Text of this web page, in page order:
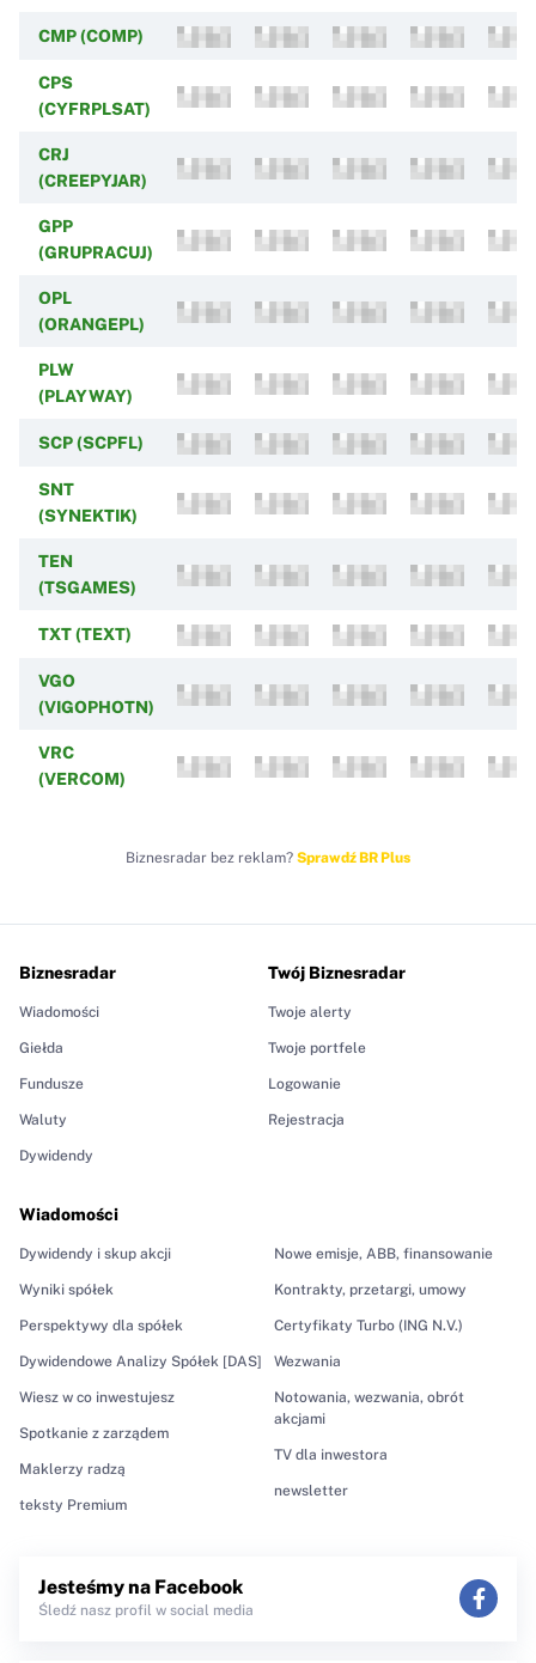
CMP (COMP)
CPS
(CYFRPLSAT)
CRJ
(CREEPYJAR)
GPP
(GRUPRACUJ)
OPL
(ORANGEPL)
PLW
(PLAYWAY)
SCP (SCPFL)
SNT
(SYNEKTIK)
TEN
(TSGAMES)
TXT (TEXT)
VGO
(VIGOPHOTN)
VRC
(VERCOM)
Biznesradar bez reklam? Sprawdź BR Plus
Biznesradar
Wiadomości
Giełda
Fundusze
Waluty
Dywidendy
Wiadomości
Dywidendy i skup akcji
Wyniki spółek
Perspektywy dla spółek
Dywidendowe Analizy Spółek [DAS]
Wiesz w co inwestujesz
Spotkanie z zarządem
Maklerzy radzą
teksty Premium
Nowe emisje, ABB, finansowanie
Kontrakty, przetargi, umowy
Certyfikaty Turbo (ING N.V.)
Wezwania
Notowania, wezwania, obrót
akcjami
TV dla inwestora
newsletter
Twój Biznesradar
Twoje alerty
Twoje portfele
Logowanie
Rejestracja
Jesteśmy na Facebook
Śledź nasz profil w social media